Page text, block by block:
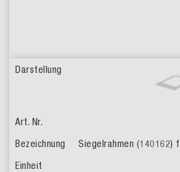
Siegelrahmen (140162)